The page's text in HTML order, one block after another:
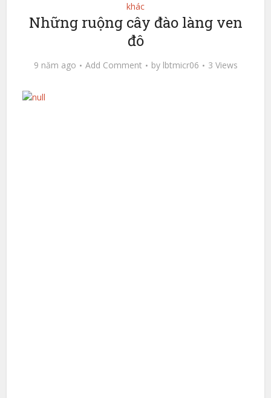
khác
Những ruộng cây đào làng ven
đô
9 năm ago Add Comment by lbtmicr06 3 Views